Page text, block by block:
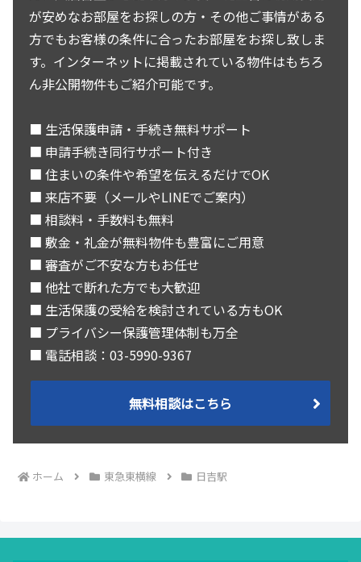
が安めなお部屋をお探しの方・その他ご事情がある
方でもお客様の条件に合ったお部屋をお探し致しま
す。インターネットに掲載されている物件はもちろ
ん非公開物件もご紹介可能です。
■ 生活保護申請・手続き無料サポート
■ 申請手続き同行サポート付き
■ 住まいの条件や希望を伝えるだけでOK
■ 来店不要（メールやLINEでご案内）
■ 相談料・手数料も無料
■ 敷金・礼金が無料物件も豊富にご用意
■ 審査がご不安な方もお任せ
■ 他社で断れた方でも大歓迎
■ 生活保護の受給を検討されている方もOK
■ プライバシー保護管理体制も万全
■ 電話相談：03-5990-9367
無料相談はこちら
ホーム 東急東横線 日吉駅